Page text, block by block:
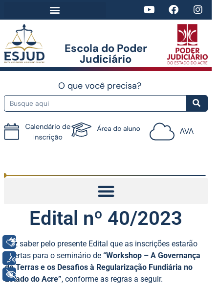
Escola do Poder
Judiciário​
O que você precisa?
Edital nº 40/2023
Faz saber pelo presente Edital que as inscrições estarão
abertas para o seminário de “Workshop – A Governança
de Terras e os Desafios à Regularização Fundiária no
Estado do Acre”, conforme as regras a seguir.
Libras
Voz
+ Acessibilidade